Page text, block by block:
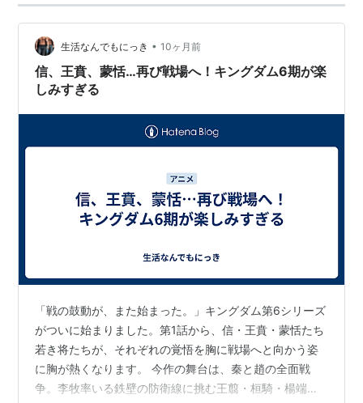
生活なんでもにっき • 10ヶ月前
信、王賁、蒙恬…再び戦場へ！キングダム6期が楽
しみすぎる
「戦の鼓動が、また始まった。」キングダム第6シリーズ
がついに始まりました。第1話から、信・王賁・蒙恬たち
若き将たちが、それぞれの覚悟を胸に戦場へと向かう姿
に胸が熱くなります。 今作の舞台は、秦と趙の全面戦
争。李牧率いる鉄壁の防衛線に挑む王翦・桓騎・楊端和